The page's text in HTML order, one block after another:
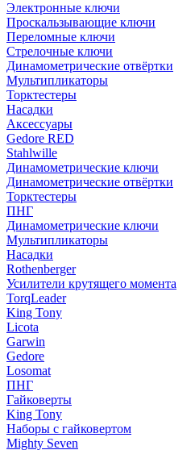
Электронные ключи
Проскальзывающие ключи
Переломные ключи
Стрелочные ключи
Динамометрические отвёртки
Мультипликаторы
Торктестеры
Насадки
Аксессуары
Gedore RED
Stahlwille
Динамометрические ключи
Динамометрические отвёртки
Торктестеры
ПНГ
Динамометрические ключи
Мультипликаторы
Насадки
Rothenberger
Усилители крутящего момента
TorqLeader
King Tony
Licota
Garwin
Gedore
Losomat
ПНГ
Гайковерты
King Tony
Наборы с гайковертом
Mighty Seven